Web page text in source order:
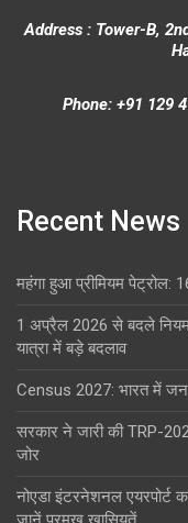
Address : Tower-B,
Phone: +91 129
Recent News
महंगा हुआ प्रीमियम पेट्रोल:
1 अप्रैल 2026 से बदले
यात्रा में बड़े बदलाव
Census 2027: भारत में
सरकार ने जारी की TRP-
जोर
नोएडा इंटरनेशनल एयरपोर्ट